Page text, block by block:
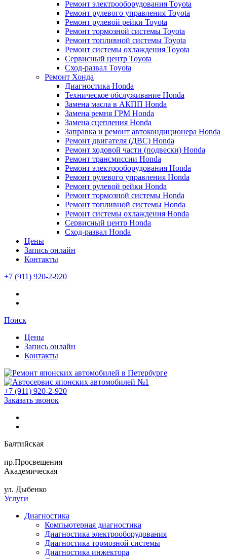
Ремонт электрооборудования Toyota
Ремонт рулевого управления Toyota
Ремонт рулевой рейки Toyota
Ремонт тормозной системы Toyota
Ремонт топливной системы Toyota
Ремонт системы охлаждения Toyota
Сервисный центр Toyota
Сход-развал Toyota
Ремонт Хонда
Диагностика Honda
Техническое обслуживание Honda
Замена масла в АКПП Honda
Замена ремня ГРМ Honda
Замена сцепления Honda
Заправка и ремонт автокондиционера Honda
Ремонт двигателя (ДВС) Honda
Ремонт ходовой части (подвески) Honda
Ремонт трансмиссии Honda
Ремонт электрооборудования Honda
Ремонт рулевого управления Honda
Ремонт рулевой рейки Honda
Ремонт тормозной системы Honda
Ремонт топливной системы Honda
Ремонт системы охлаждения Honda
Сервисный центр Honda
Сход-развал Honda
Цены
Запись онлайн
Контакты
+7 (911) 920-2-920
Поиск
Цены
Запись онлайн
Контакты
+7 (911) 920-2-920
Заказать звонок
Балтийская
пр.Просвещения
Академическая
ул. Дыбенко
Услуги
Диагностика
Компьютерная диагностика
Диагностика электрооборудования
Диагностика тормозной системы
Диагностика инжектора